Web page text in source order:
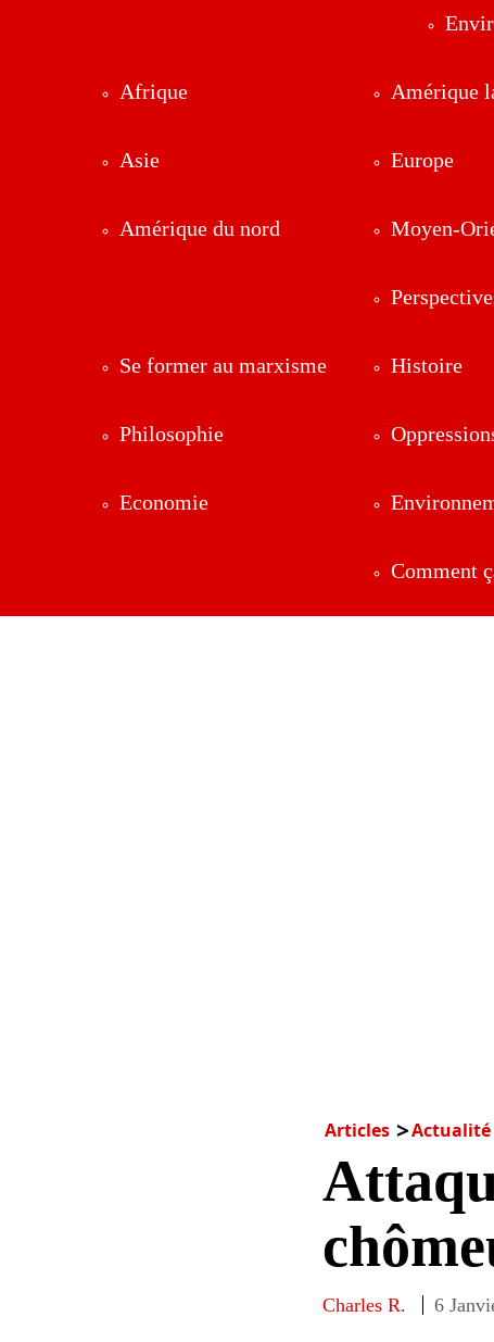
Afrique
Asie
Amérique du nord
Amérique
Europe
Moyen-
Se former au marxisme
Philosophie
Economie
Histoire
Comment
Articles
Charles R. 6